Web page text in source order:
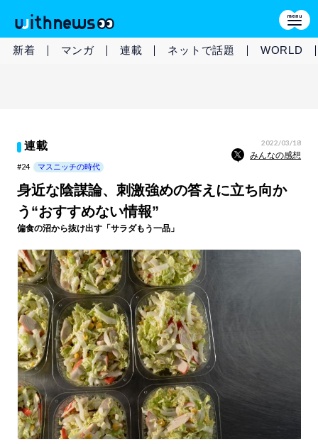
新着 マンガ 連載 ネットで話題 WORLD
連載 2022/03/18
みんなの感想
#24 マスニッチの時代
身近な陰謀論、刺激強めの答えに立ち向か
う“おすすめない情報”
偏食の沼から抜け出す「サラダもう一品」